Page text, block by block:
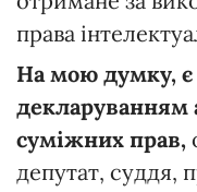
права
На мою думку, є
декларуванням
суміжних прав,
депутат, суддя,